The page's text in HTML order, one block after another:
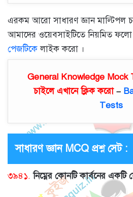
এরকম আরো সাধারণ জ্ঞান মাল্টিপল
আমাদের ওয়েবসাইটিতে নিয়মিত
পেজটিকেলাইক করো ।
General Knowledge Mock
চাইলে এখানে ক্লিক করো–
Tests
সাধারণ জ্ঞান MCQ প্রশ্ন সেট :
৩৯৪১. নিম্নের কোনটি কার্বনের